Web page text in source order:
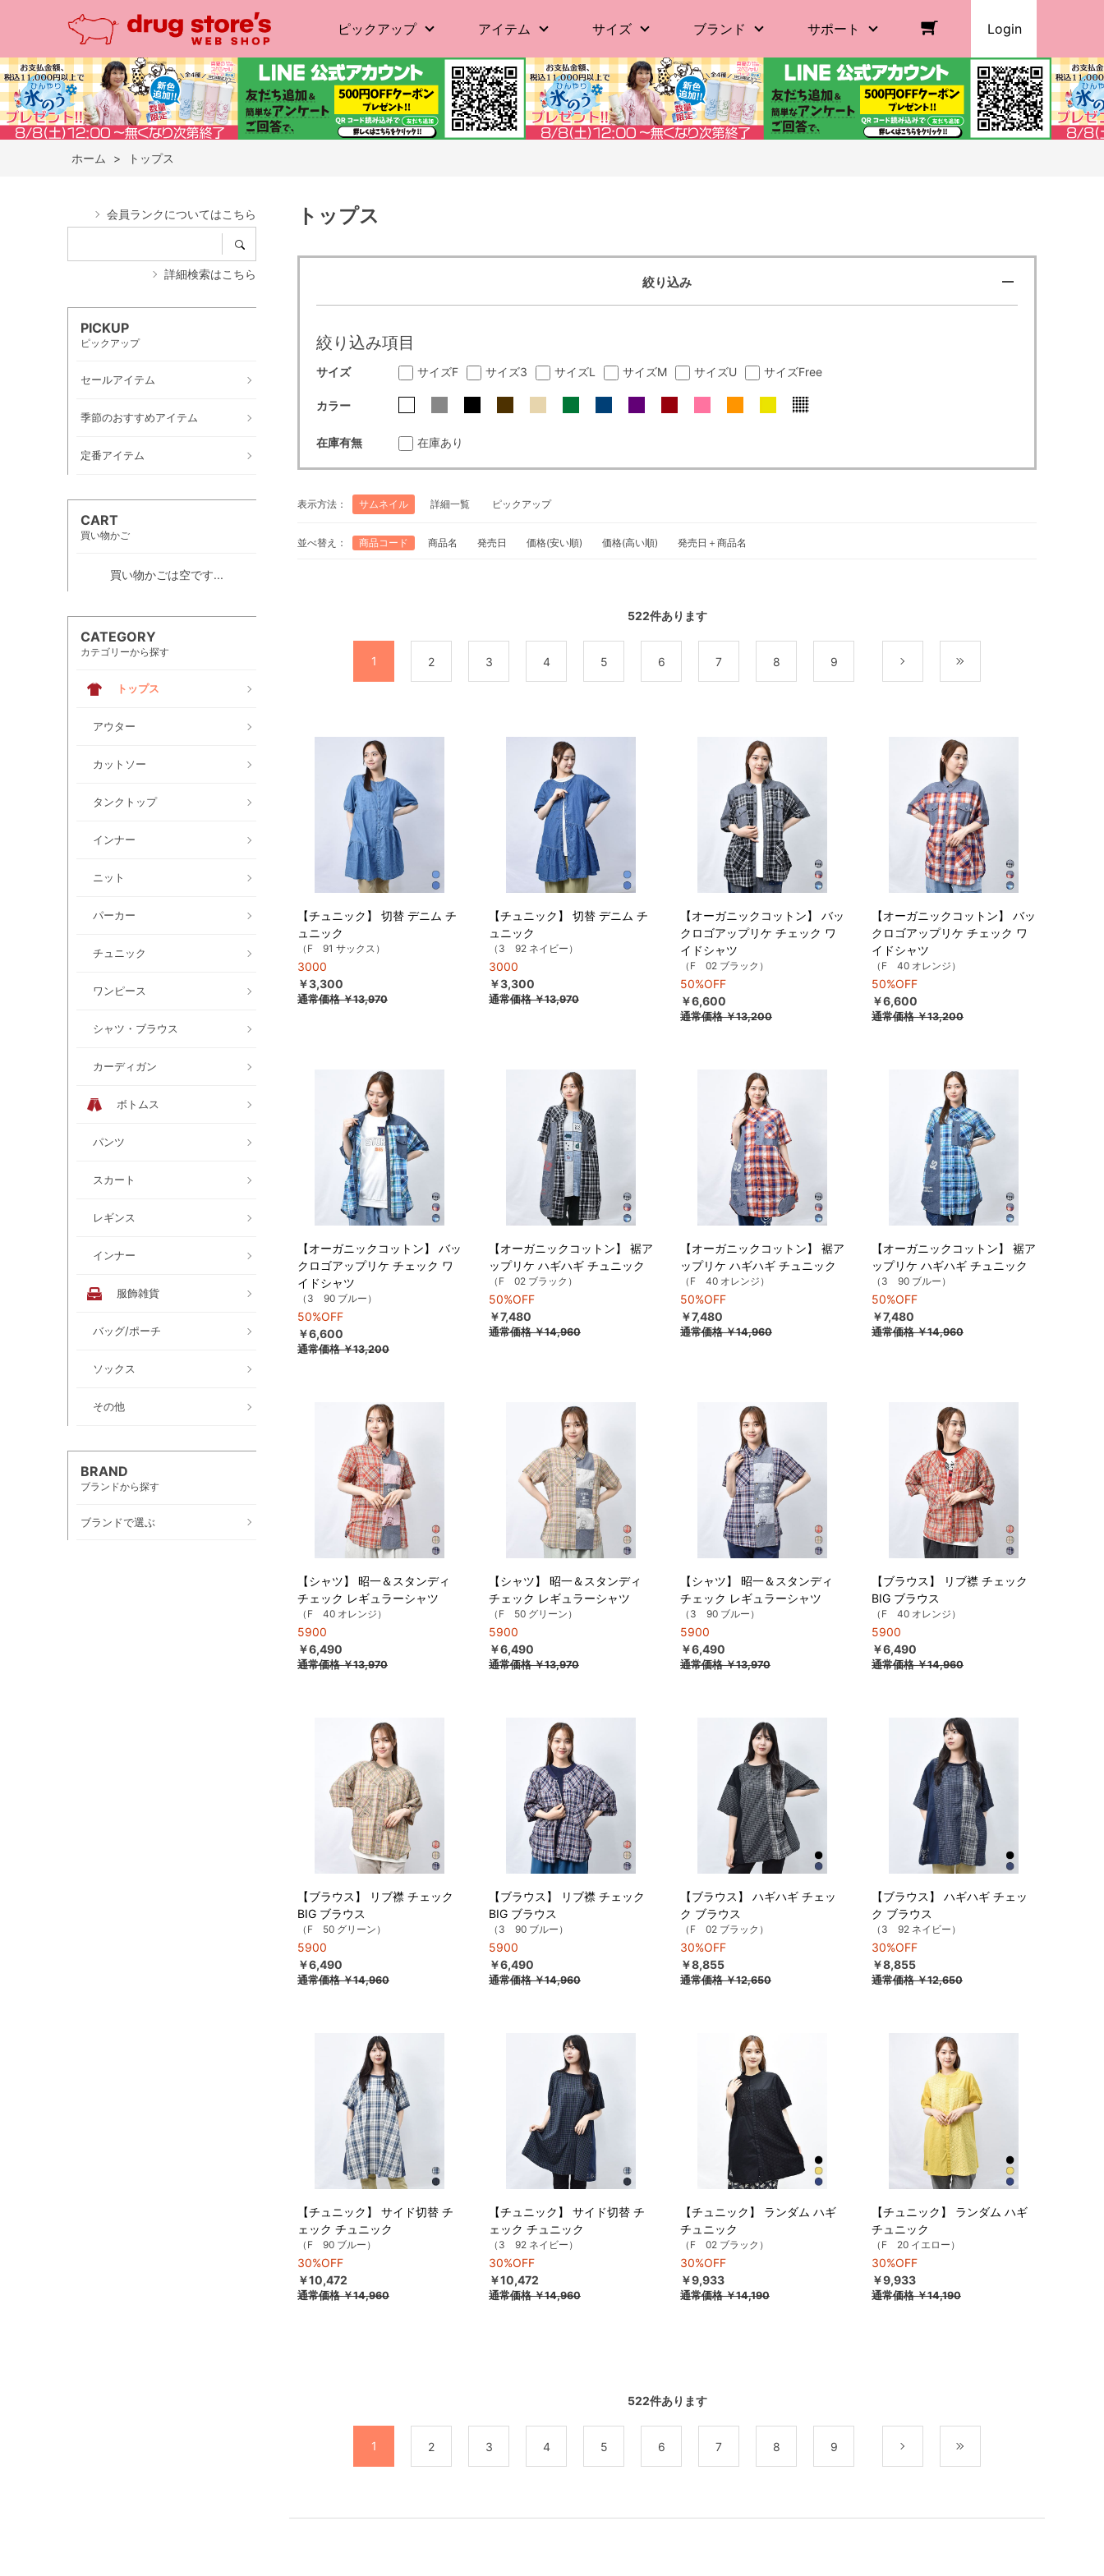
ピックアップ アイテム サイズ ブランド サポート Login
ホーム > トップス
会員ランクについてはこちら
詳細検索はこちら
PICKUP
ピックアップ
セールアイテム
季節のおすすめアイテム
定番アイテム
CART
買い物かご
買い物かごは空です...
CATEGORY
カテゴリーから探す
トップス
アウター
カットソー
タンクトップ
インナー
ニット
パーカー
チュニック
ワンピース
シャツ・ブラウス
カーディガン
ボトムス
パンツ
スカート
レギンス
インナー
服飾雑貨
バッグ/ポーチ
ソックス
その他
BRAND
ブランドから探す
ブランドで選ぶ
トップス
絞り込み
絞り込み項目
サイズ サイズF サイズ3 サイズL サイズM サイズU サイズFree
カラー
在庫有無 在庫あり
表示方法： サムネイル 詳細一覧 ピックアップ
並べ替え： 商品コード 商品名 発売日 価格(安い順) 価格(高い順) 発売日＋商品名
522件あります
1 2 3 4 5 6 7 8 9
【チュニック】 切替 デニム チ
ュニック
（F 91 サックス）
3000
￥3,300
通常価格￥13,970
【チュニック】 切替 デニム チ
ュニック
（3 92 ネイビー）
3000
￥3,300
通常価格￥13,970
【オーガニックコットン】 バッ
クロゴアップリケ チェック ワ
イドシャツ
（F 02 ブラック）
50%OFF
￥6,600
通常価格￥13,200
【オーガニックコットン】 バッ
クロゴアップリケ チェック ワ
イドシャツ
（F 40 オレンジ）
50%OFF
￥6,600
通常価格￥13,200
【オーガニックコットン】 バッ
クロゴアップリケ チェック ワ
イドシャツ
（3 90 ブルー）
50%OFF
￥6,600
通常価格￥13,200
【オーガニックコットン】 裾ア
ップリケ ハギハギ チュニック
（F 02 ブラック）
50%OFF
￥7,480
通常価格￥14,960
【オーガニックコットン】 裾ア
ップリケ ハギハギ チュニック
（F 40 オレンジ）
50%OFF
￥7,480
通常価格￥14,960
【オーガニックコットン】 裾ア
ップリケ ハギハギ チュニック
（3 90 ブルー）
50%OFF
￥7,480
通常価格￥14,960
【シャツ】 昭一＆スタンディ
チェック レギュラーシャツ
（F 40 オレンジ）
5900
￥6,490
通常価格￥13,970
【シャツ】 昭一＆スタンディ
チェック レギュラーシャツ
（F 50 グリーン）
5900
￥6,490
通常価格￥13,970
【シャツ】 昭一＆スタンディ
チェック レギュラーシャツ
（3 90 ブルー）
5900
￥6,490
通常価格￥13,970
【ブラウス】 リブ襟 チェック
BIG ブラウス
（F 40 オレンジ）
5900
￥6,490
通常価格￥14,960
【ブラウス】 リブ襟 チェック
BIG ブラウス
（F 50 グリーン）
5900
￥6,490
通常価格￥14,960
【ブラウス】 リブ襟 チェック
BIG ブラウス
（3 90 ブルー）
5900
￥6,490
通常価格￥14,960
【ブラウス】 ハギハギ チェッ
ク ブラウス
（F 02 ブラック）
30%OFF
￥8,855
通常価格￥12,650
【ブラウス】 ハギハギ チェッ
ク ブラウス
（3 92 ネイビー）
30%OFF
￥8,855
通常価格￥12,650
【チュニック】 サイド切替 チ
ェック チュニック
（F 90 ブルー）
30%OFF
￥10,472
通常価格￥14,960
【チュニック】 サイド切替 チ
ェック チュニック
（3 92 ネイビー）
30%OFF
￥10,472
通常価格￥14,960
【チュニック】 ランダム ハギ
チュニック
（F 02 ブラック）
30%OFF
￥9,933
通常価格￥14,190
【チュニック】 ランダム ハギ
チュニック
（F 20 イエロー）
30%OFF
￥9,933
通常価格￥14,190
522件あります
1 2 3 4 5 6 7 8 9